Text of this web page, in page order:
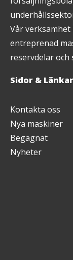
Vår
entreprenad
reservdelar och
Sidor & Länkar
Kontakta oss
Nya maskiner
Begagnat
Nyheter